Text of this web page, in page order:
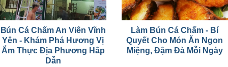
Bún Cá Chấm An Viên Vĩnh
Yên - Khám Phá Hương Vị
Ẩm Thực Địa Phương Hấp
Dẫn
Làm Bún Cá Chấm - Bí
Quyết Cho Món Ăn Ngon
Miệng, Đậm Đà Mỗi Ngày